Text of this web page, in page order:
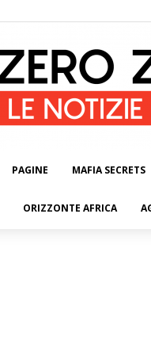
PAGINE MAFIA SECRETS
ORIZZONTE AFRICA